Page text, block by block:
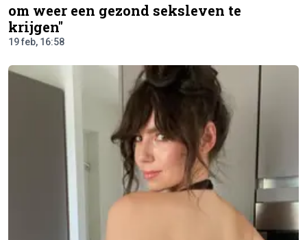
om weer een gezond seksleven te
krijgen"
19 feb, 16:58